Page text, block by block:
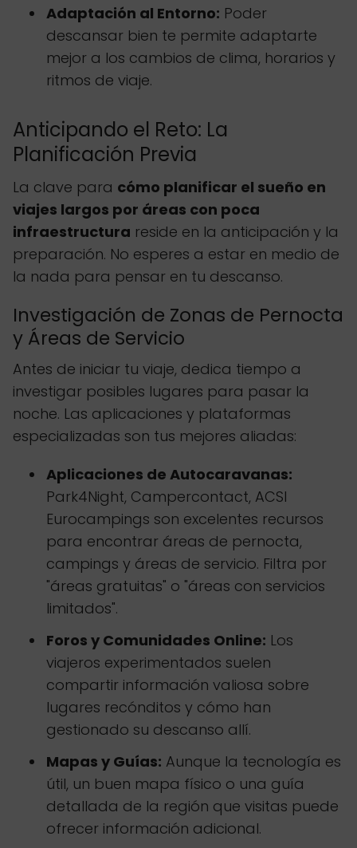
Adaptación al Entorno: Poder
descansar bien te permite adaptarte
mejor a los cambios de clima, horarios y
ritmos de viaje.
Anticipando el Reto: La
Planificación Previa
La clave para cómo planificar el sueño en
viajes largos por áreas con poca
infraestructura reside en la anticipación y la
preparación. No esperes a estar en medio de
la nada para pensar en tu descanso.
Investigación de Zonas de Pernocta
y Áreas de Servicio
Antes de iniciar tu viaje, dedica tiempo a
investigar posibles lugares para pasar la
noche. Las aplicaciones y plataformas
especializadas son tus mejores aliadas:
Aplicaciones de Autocaravanas:
Park4Night, Campercontact, ACSI
Eurocampings son excelentes recursos
para encontrar áreas de pernocta,
campings y áreas de servicio. Filtra por
"áreas gratuitas" o "áreas con servicios
limitados".
Foros y Comunidades Online: Los
viajeros experimentados suelen
compartir información valiosa sobre
lugares recónditos y cómo han
gestionado su descanso allí.
Mapas y Guías: Aunque la tecnología es
útil, un buen mapa físico o una guía
detallada de la región que visitas puede
ofrecer información adicional.